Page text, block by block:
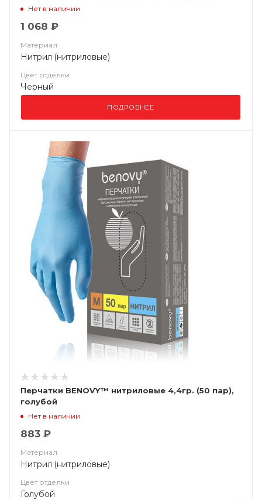
0,15мм, (уп. 100шт) Jeta Saf
Нет в наличии
1 068 ₽
Материал
Нитрил (нитриловые)
Цвет отделки
Черный
ПОДРОБНЕЕ
Перчатки BENOVY™ нитриловые 4,4гр. (50 пар),
голубой
Нет в наличии
883 ₽
Материал
Нитрил (нитриловые)
Цвет отделки
Голубой